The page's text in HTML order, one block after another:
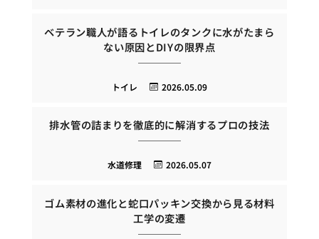
ベテラン職人が語るトイレのタンクに水がたまら
ない原因とDIYの限界点
2026.05.09
トイレ
排水管の詰まりを徹底的に解消するプロの技法
2026.05.07
水道修理
ゴム素材の進化と蛇口パッキン交換から見る材料
工学の変遷